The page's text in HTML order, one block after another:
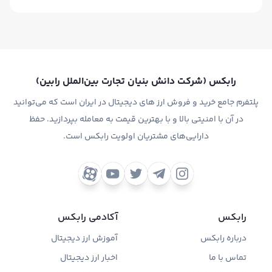
رابکس (شرکت دانش بنیان تجارت بین‌الملل رابین)
پلتفرم جامع خرید و فروش ارز های دیجیتال در ایران است که می‌توانید
در آن با امنیتی بالا و با بهترین قیمت به معامله بپردازید. حفظ
دارایی‌های مشتریان اولویت رابکس است.
رابکس
درباره رابکس
تماس با ما
آکادمی رابکس
آموزش ارز دیجیتال
اخبار ارز دیجیتال